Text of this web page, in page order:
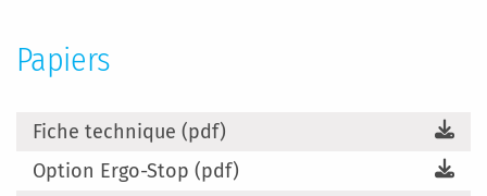
Papiers
Fiche technique (pdf)
Option Ergo-Stop (pdf)